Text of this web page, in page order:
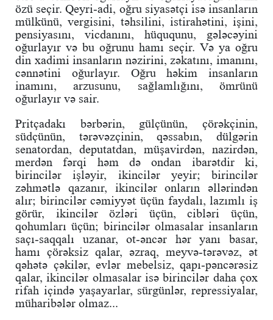
özü seçir. Qeyri-adi, oğru siyasətçi isə insanların
mülkünü, vergisini, təhsilini, istirahətini, işini,
pensiyasını, vicdanını, hüququnu, gələcəyini
oğurlayır və bu oğrunu hamı seçir. Və ya oğru
din xadimi insanların nəzirini, zəkatını, imanını,
cənnətini oğurlayır. Oğru həkim insanların
inamını, arzusunu, sağlamlığını, ömrünü
oğurlayır və sair.
Pritçadakı bərbərin, gülçünün, çörəkçinin,
südçünün, tərəvəzçinin, qəssabın, dülgərin
senatordan, deputatdan, müşavirdən, nazirdən,
merdən fərqi həm də ondan ibarətdir ki,
birincilər işləyir, ikincilər yeyir; birincilər
zəhmətlə qazanır, ikincilər onların əllərindən
alır; birincilər cəmiyyət üçün faydalı, lazımlı iş
görür, ikincilər özləri üçün, cibləri üçün,
qohumları üçün; birincilər olmasalar insanların
saçı-saqqalı uzanar, ot-əncər hər yanı basar,
hamı çörəksiz qalar, əzraq, meyvə-tərəvəz, ət
qəhətə çəkilər, evlər mebelsiz, qapı-pəncərəsiz
qalar, ikincilər olmasalar isə birincilər daha çox
rifah içində yaşayarlar, sürgünlər, repressiyalar,
müharibələr olmaz...